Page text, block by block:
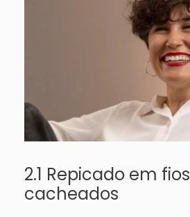
2.1 Repicado em fios
cacheados